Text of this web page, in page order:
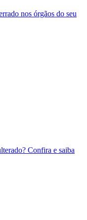
nos órgãos do seu
Confira e saiba